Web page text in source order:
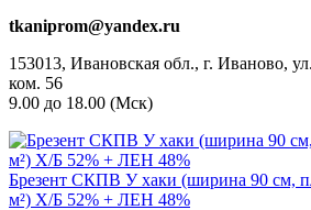
tkaniprom@yandex.ru
153013, Ивановская обл., г. Иваново,
ком. 56
9.00 до 18.00 (Мск)
Брезент СКПВ У хаки (ширина 90 см,
м²) Х/Б 52% + ЛЕН 48%